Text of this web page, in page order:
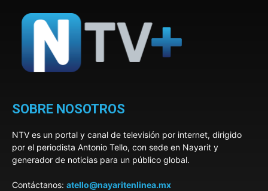
SOBRE NOSOTROS
NTV es un portal y canal de televisión por internet, dirigido
por el periodista Antonio Tello, con sede en Nayarit y
generador de noticias para un público global.
Contáctanos: atello@nayaritenlinea.mx